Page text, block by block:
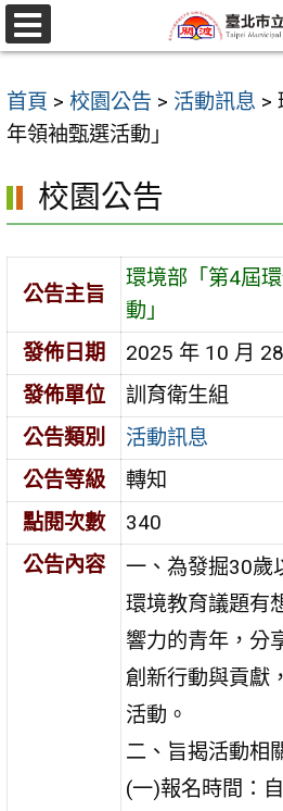
跳
至
要
內
區
選
單
首頁 > 校園公告 > 活動訊息 >
年領袖甄選活動」
校園公告
公告主旨
環境部「第4屆
動」
發佈日期
2025 年 10 月
發佈單位
訓育衛生組
公告類別
活動訊息
公告等級
轉知
點閱次數
340
公告內容
一、為發掘30歲
環境教育議題有
響力的青年，分
創新行動與貢獻
活動。
二、旨揭活動相
(一)報名時間：